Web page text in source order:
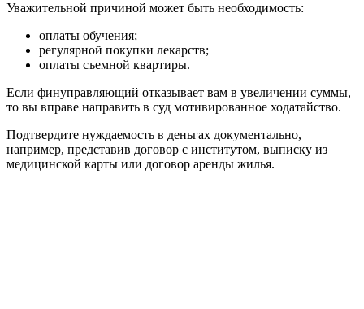
Уважительной причиной может быть необходимость:
оплаты обучения;
регулярной покупки лекарств;
оплаты съемной квартиры.
Если финуправляющий отказывает вам в увеличении суммы,
то вы вправе направить в суд мотивированное ходатайство.
Подтвердите нуждаемость в деньгах документально,
например, представив договор с институтом, выписку из
медицинской карты или договор аренды жилья.